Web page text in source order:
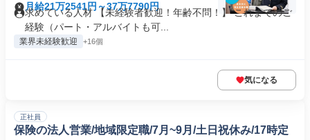
月給21万2541円～37万7790円
求めている人材 【未経験者歓迎！年齢不問！】 これまでのご
経験（パート・アルバイトも可...
業界未経験歓迎 +16個
気になる
正社員
保険の法人営業/地域限定職/7月~9月/土日祝休み/17時定